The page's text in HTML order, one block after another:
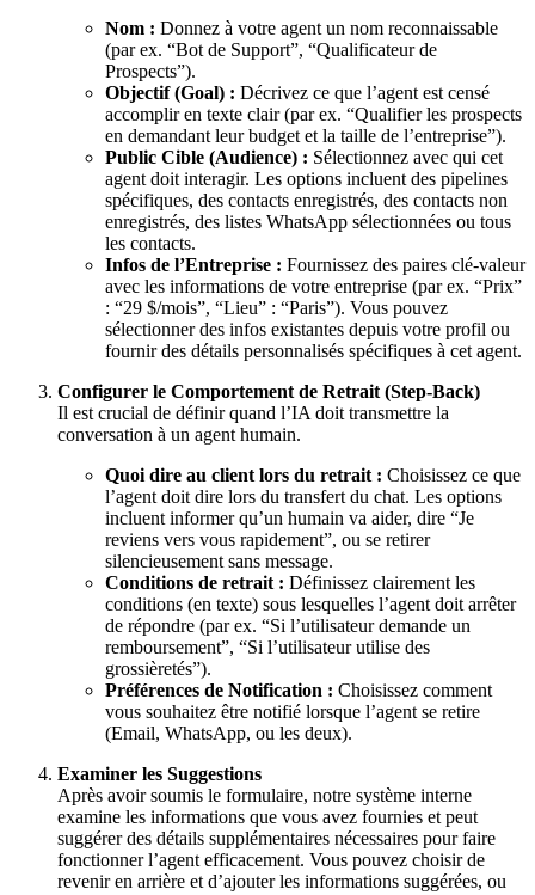
Nom : Donnez à votre agent un nom reconnaissable
(par ex. “Bot de Support”, “Qualificateur de
Prospects”).
Objectif (Goal) : Décrivez ce que l’agent est censé
accomplir en texte clair (par ex. “Qualifier les prospects
en demandant leur budget et la taille de l’entreprise”).
Public Cible (Audience) : Sélectionnez avec qui cet
agent doit interagir. Les options incluent des pipelines
spécifiques, des contacts enregistrés, des contacts non
enregistrés, des listes WhatsApp sélectionnées ou tous
les contacts.
Infos de l’Entreprise : Fournissez des paires clé-valeur
avec les informations de votre entreprise (par ex. “Prix”
: “29 $/mois”, “Lieu” : “Paris”). Vous pouvez
sélectionner des infos existantes depuis votre profil ou
fournir des détails personnalisés spécifiques à cet agent.
Configurer le Comportement de Retrait (Step-Back)
Il est crucial de définir quand l’IA doit transmettre la
conversation à un agent humain.
Quoi dire au client lors du retrait : Choisissez ce que
l’agent doit dire lors du transfert du chat. Les options
incluent informer qu’un humain va aider, dire “Je
reviens vers vous rapidement”, ou se retirer
silencieusement sans message.
Conditions de retrait : Définissez clairement les
conditions (en texte) sous lesquelles l’agent doit arrêter
de répondre (par ex. “Si l’utilisateur demande un
remboursement”, “Si l’utilisateur utilise des
grossièretés”).
Préférences de Notification : Choisissez comment
vous souhaitez être notifié lorsque l’agent se retire
(Email, WhatsApp, ou les deux).
Examiner les Suggestions
Après avoir soumis le formulaire, notre système interne
examine les informations que vous avez fournies et peut
suggérer des détails supplémentaires nécessaires pour faire
fonctionner l’agent efficacement. Vous pouvez choisir de
revenir en arrière et d’ajouter les informations suggérées, ou